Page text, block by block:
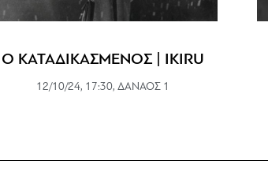
Ο ΚΑΤΑΔΙΚΑΣΜΕΝΟΣ | IKIRU
12/10/24, 17:30, ΔΑΝΑΟΣ 1